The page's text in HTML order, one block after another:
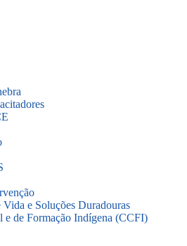
Vida e Soluções Duradouras
e de Formação Indígena (CCFI)